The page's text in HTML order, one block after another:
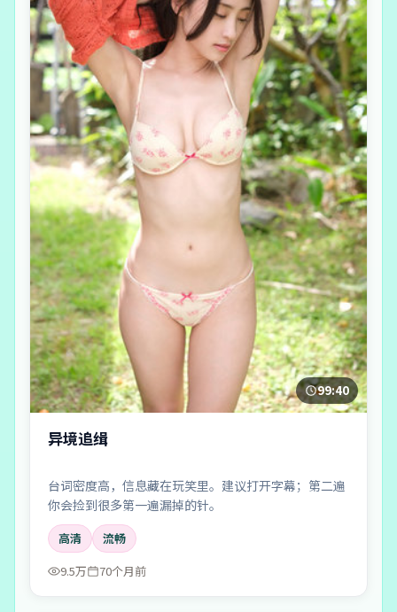
99:40
异境追缉
台词密度高，信息藏在玩笑里。建议打开字幕；第二遍
你会捡到很多第一遍漏掉的针。
高清
流畅
9.5万
70个月前